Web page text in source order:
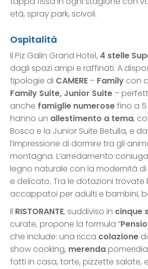
età, spray park, scivoli.
Ospitalità
Il Piz Galin Grand Hotel, 4 stelle
dagli spazi ampi e raffinati. A
tipologie di CAMERE – Family con
Family Suite, Junior Suite –
anche famiglie numerosefino a 5
hanno un allestimento a tema,
Bosco e la Junior Suite Betulla, e
l’impressione di dormire tra gli
montagna. L’arredamento
legno naturale con la modernità di
e delicato. Tra le dotazioni trovate
accappatoi per adulti e bambini,
Il RISTORANTE, suddiviso in cinque
curate, propone la formula “
che include: una ricca colazione
show cooking, merenda
fatti in casa, torte, pizzette salate,